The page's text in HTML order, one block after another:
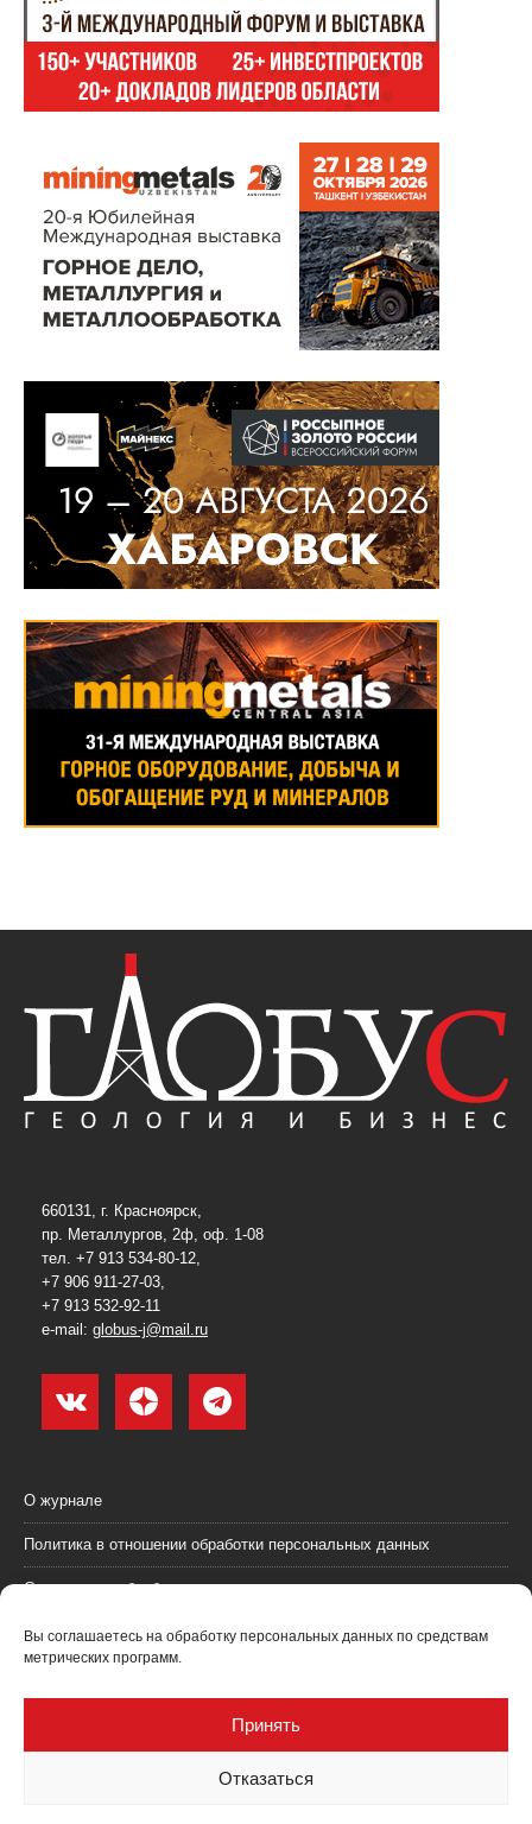
Вы соглашаетесь на обработку персональных данных по средствам
метрических программ.
Принять
Отказаться
660131, г. Красноярск,
пр. Металлургов, 2ф, оф. 1-08
тел. +7 913 534-80-12,
+7 906 911-27-03,
+7 913 532-92-11
e-mail: globus-j@mail.ru
О журнале
Политика в отношении обработки персональных данных
Согласие на обработку персональных данных
Пользовательское соглашение (оферта)